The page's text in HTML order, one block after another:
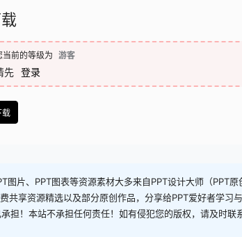
当前的等级为 游客
先 登录
载
图片、PPT图表等资源素材大多来自PPT设计大师（PPT
共享资源精选以及部分原创作品，分享给PPT爱好者学习
担！本站不承担任何责任！如有侵犯您的版权，请及时联